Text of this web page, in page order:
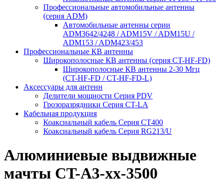
Профессиональные автомобильные антенны
(серия ADM)
Автомобильные антенны серии
ADM3642/4248 / ADM15V / ADM15U /
ADM153 / ADM423/453
Профессиональные КВ антенны
Широкополосные КВ антенны (серия CT-HF-FD)
Широкополосные КВ антенны 2-30 Мгц
(CT-HF-FD / CT-HF-FD-L)
Аксессуары для антенн
Делители мощности Серия PDV
Грозоразрядники Серия CT-LA
Кабельная продукция
Коаксиальный кабель Серия СТ400
Коаксиальный кабель Серия RG213/U
Алюминиевые выдвижные
мачты CT-A3-xx-3500